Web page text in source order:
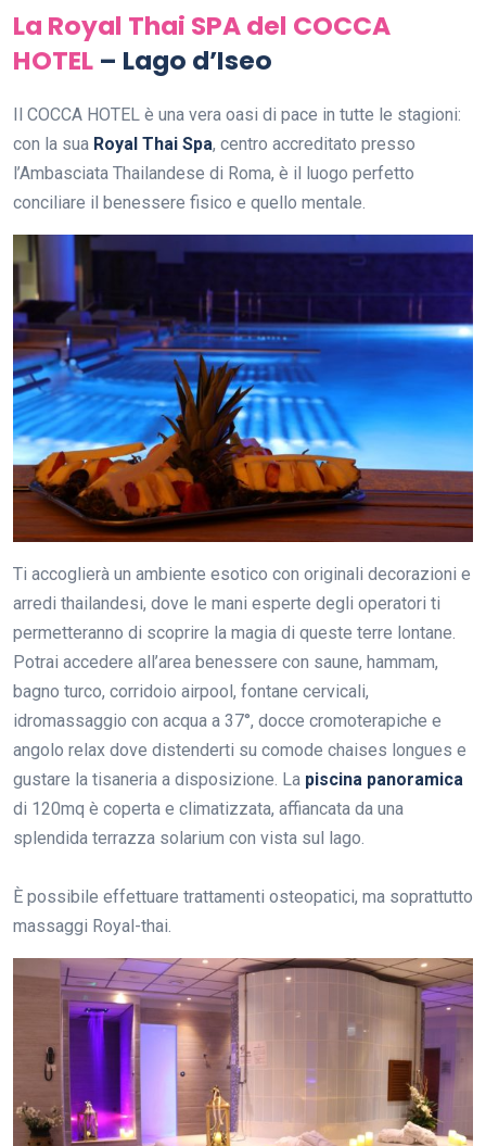
La Royal Thai SPA del COCCA
HOTEL – Lago d’Iseo
Il COCCA HOTEL è una vera oasi di pace in tutte le stagioni:
con la sua Royal Thai Spa, centro accreditato presso
l’Ambasciata Thailandese di Roma, è il luogo perfetto
conciliare il benessere fisico e quello mentale.
Ti accoglierà un ambiente esotico con originali decorazioni e
arredi thailandesi, dove le mani esperte degli operatori ti
permetteranno di scoprire la magia di queste terre lontane.
Potrai accedere all’area benessere con saune, hammam,
bagno turco, corridoio airpool, fontane cervicali,
idromassaggio con acqua a 37°, docce cromoterapiche e
angolo relax dove distenderti su comode chaises longues e
gustare la tisaneria a disposizione. La piscina panoramica
di 120mq è coperta e climatizzata, affiancata da una
splendida terrazza solarium con vista sul lago.
È possibile effettuare trattamenti osteopatici, ma soprattutto
massaggi Royal-thai.